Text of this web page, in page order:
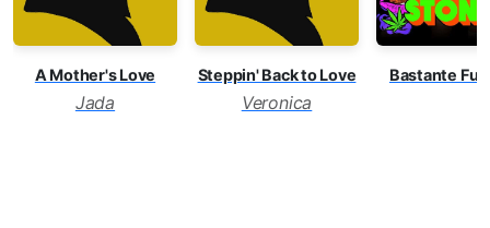
A Mother's Love
Jada
Steppin' Back to Love
Veronica
Bastante